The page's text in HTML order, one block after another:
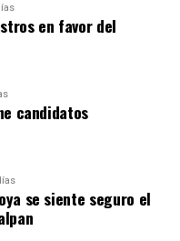
en favor del
candidatos
se siente seguro el